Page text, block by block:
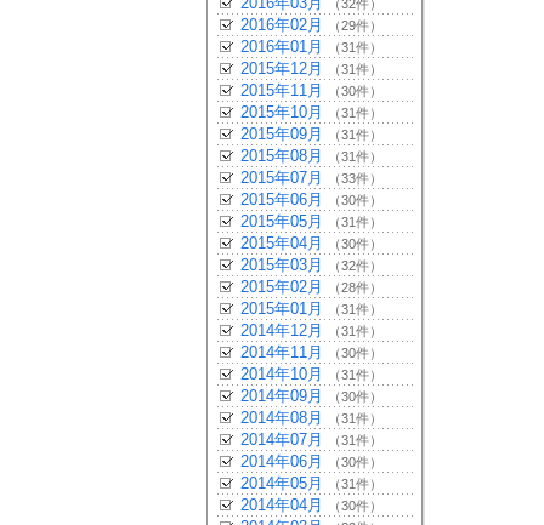
（32件）
2016年02月 （29件）
2016年01月 （31件）
2015年12月 （31件）
2015年11月 （30件）
2015年10月 （31件）
2015年09月 （31件）
2015年08月 （31件）
2015年07月 （33件）
2015年06月 （30件）
2015年05月 （31件）
2015年04月 （30件）
2015年03月 （32件）
2015年02月 （28件）
2015年01月 （31件）
2014年12月 （31件）
2014年11月 （30件）
2014年10月 （31件）
2014年09月 （30件）
2014年08月 （31件）
2014年07月 （31件）
2014年06月 （30件）
2014年05月 （31件）
2014年04月 （30件）